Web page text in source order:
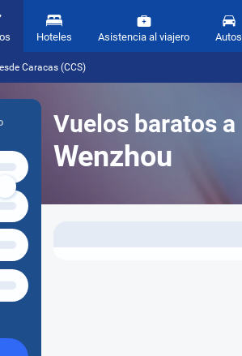
Hoteles Asistencia al viajero Autos
Caracas (CCS)
Vuelos baratos a
Wenzhou